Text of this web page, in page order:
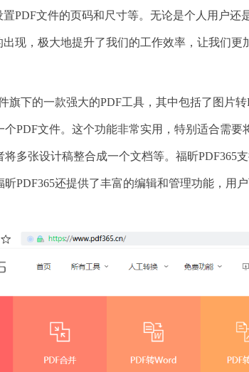
置PDF文件的页码和尺寸等。无论是个人用户
现，极大地提升了我们的工作效率，让我们更
旗下的一款强大的PDF工具，其中包括了图片
个PDF文件。这个功能非常实用，特别适合需
多张设计稿整合成一个文档等。福昕PDF365
昕PDF365还提供了丰富的编辑和管理功能，用